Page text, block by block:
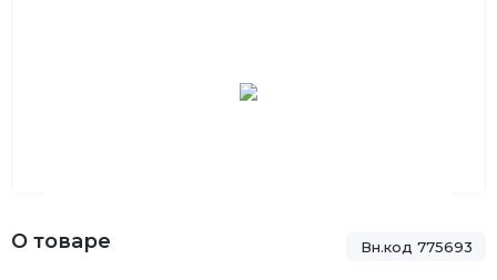
Вн.код 775693
О товаре